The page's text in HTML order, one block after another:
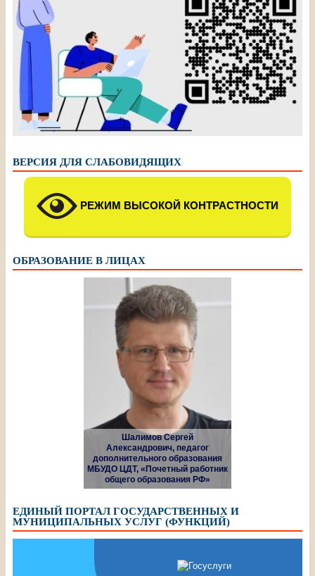
ВЕРСИЯ ДЛЯ СЛАБОВИДЯЩИХ
РЕЖИМ ВЫСОКОЙ КОНТРАСТНОСТИ
ОБРАЗОВАНИЕ В ЛИЦАХ
Шалимов Сергей
Александрович, педагог
дополнительного образования
МБУДО ЦДТ, «Почетный работник
общего образования РФ»
ЕДИНЫЙ ПОРТАЛ ГОСУДАРСТВЕННЫХ И
МУНИЦИПАЛЬНЫХ УСЛУГ (ФУНКЦИЙ)